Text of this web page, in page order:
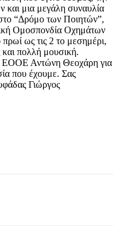
και μια μεγάλη συναυλία
“Δρόμο των Ποιητών”,
Ομοσπονδία Οχημάτων
ως τις 2 το μεσημέρι,
και πολλή μουσική.
ΕΟΟΕ Αντώνη Θεοχάρη για
που έχουμε. Σας
Γιώργος